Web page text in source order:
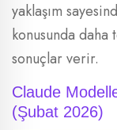
yaklaşım
konusunda
sonuçlar verir.
Claude
(Şubat 2026)